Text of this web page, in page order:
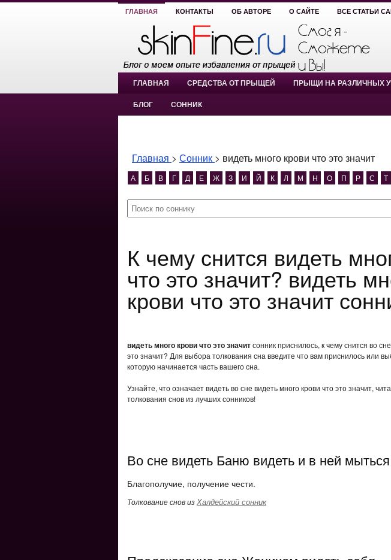
ГЛАВНАЯ КОНТАКТЫ ОБ АВТОРЕ О САЙТЕ ВСЕ СТАТЬИ
ГЛАВНАЯ СРЕДСТВА ОТ ПРЫЩЕЙ ПРЫЩИ НА РАЗЛИЧНЫХ
БЛОГ СОННИК
Главная > Сонник > видеть много крови что это значит
А Б В Г Д Е Ж З И Й К Л М Н О П Р С Т
К чему снится видеть много крови
что это значит? видеть
крови что это значит
видеть много крови что это значитсонник приснилось, к чему снится во
это значит? Для выбора толкования сна введите что вам приснилось или
которую начинается часть вашего сна.
Узнайте, что означает видеть во сне видеть много крови что это значит,
толкования снов из лучших сонников!
Во сне видеть Баню видеть и в ней мыться
Благополучие, получение чести.
Толкование снов изХалдейский сонник